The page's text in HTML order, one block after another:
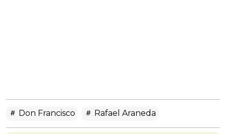
Don Francisco Rafael Araneda